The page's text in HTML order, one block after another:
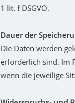
1 lit. f DSGVO.
Dauer der
Die Daten werden
erforderlich sind. Im
wenn die jeweilige